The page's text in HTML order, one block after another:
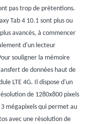
pas trop de prétentions.
Tab 4 10.1 sont plus ou
avancés, à commencer
d'un lecteur
souligner la mémoire
de données haut de
LTE 4G. Il dispose d'un
de 1280x800 pixels
mégapixels qui permet au
avec une résolution de